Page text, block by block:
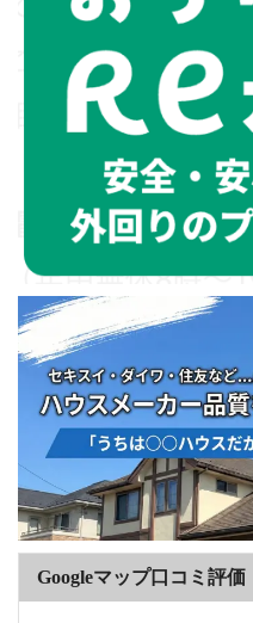
Googleマップ口コミ評価